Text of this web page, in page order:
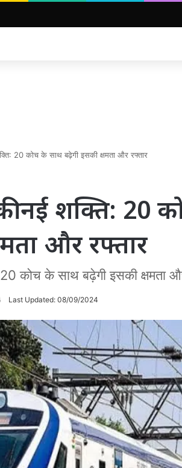
20 कोच के साथ बढ़ेगी इसकी क्षमता और रफ्तार
नई शक्ति: 20
और रफ्तार
कोच के साथ बढ़ेगी इसकी क्षमता
Last Updated: 08/09/2024